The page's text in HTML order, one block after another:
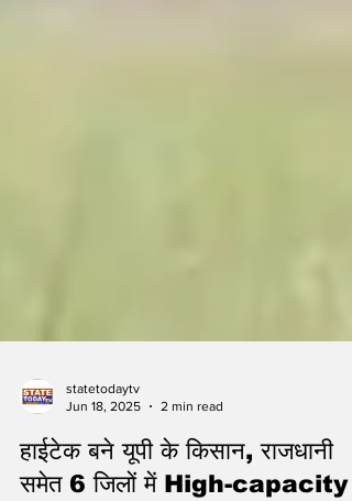
statetodaytv
Jun 18, 2025
2 min read